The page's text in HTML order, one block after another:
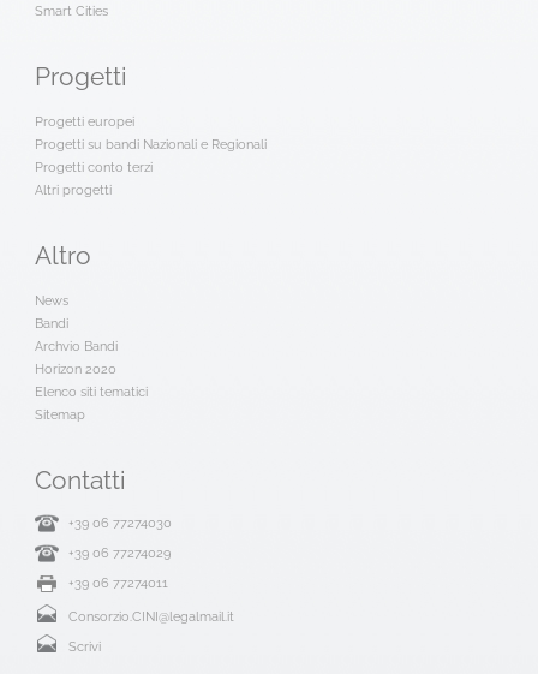
Smart Cities
Progetti
Progetti europei
Progetti su bandi Nazionali e Regionali
Progetti conto terzi
Altri progetti
Altro
News
Bandi
Archvio Bandi
Horizon 2020
Elenco siti tematici
Sitemap
Contatti
+39 06 77274030
+39 06 77274029
+39 06 77274011
Consorzio.CINI@legalmail.it
Scrivi